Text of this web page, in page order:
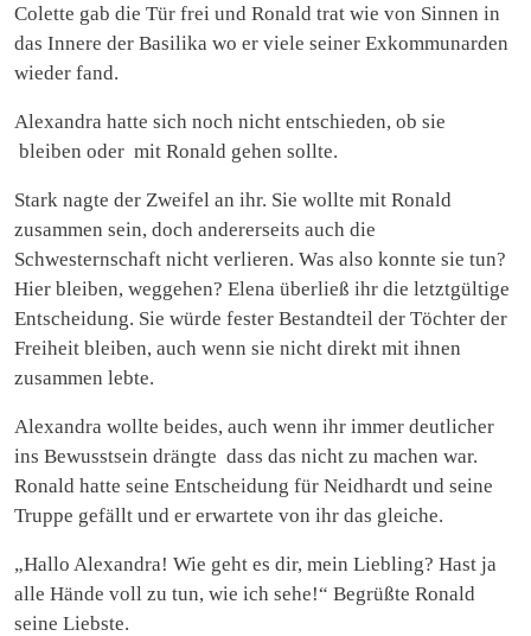
Colette gab die Tür frei und Ronald trat wie von Sinnen in
das Innere der Basilika wo er viele seiner Exkommunarden
wieder fand.
Alexandra hatte sich noch nicht entschieden, ob sie
bleiben oder mit Ronald gehen sollte.
Stark nagte der Zweifel an ihr. Sie wollte mit Ronald
zusammen sein, doch andererseits auch die
Schwesternschaft nicht verlieren. Was also konnte sie tun?
Hier bleiben, weggehen? Elena überließ ihr die letztgültige
Entscheidung. Sie würde fester Bestandteil der Töchter der
Freiheit bleiben, auch wenn sie nicht direkt mit ihnen
zusammen lebte.
Alexandra wollte beides, auch wenn ihr immer deutlicher
ins Bewusstsein drängte dass das nicht zu machen war.
Ronald hatte seine Entscheidung für Neidhardt und seine
Truppe gefällt und er erwartete von ihr das gleiche.
„Hallo Alexandra! Wie geht es dir, mein Liebling? Hast ja
alle Hände voll zu tun, wie ich sehe!“ Begrüßte Ronald
seine Liebste.